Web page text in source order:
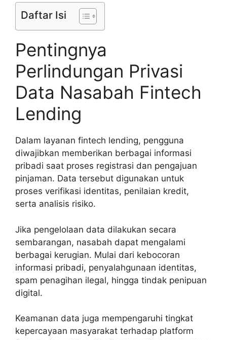
Daftar Isi
Pentingnya
Perlindungan Privasi
Data Nasabah Fintech
Lending
Dalam layanan fintech lending, pengguna
diwajibkan memberikan berbagai informasi
pribadi saat proses registrasi dan pengajuan
pinjaman. Data tersebut digunakan untuk
proses verifikasi identitas, penilaian kredit,
serta analisis risiko.
Jika pengelolaan data dilakukan secara
sembarangan, nasabah dapat mengalami
berbagai kerugian. Mulai dari kebocoran
informasi pribadi, penyalahgunaan identitas,
spam penagihan ilegal, hingga tindak penipuan
digital.
Keamanan data juga mempengaruhi tingkat
kepercayaan masyarakat terhadap platform